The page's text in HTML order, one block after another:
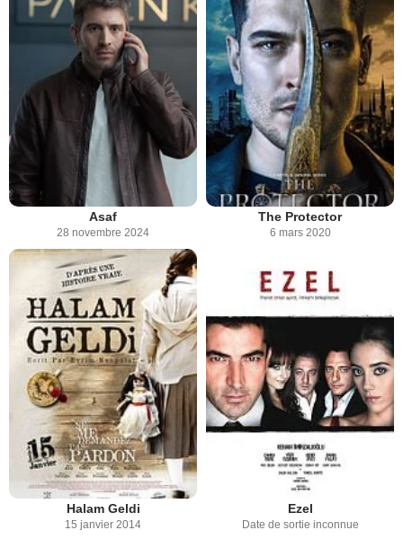
Asaf
28 novembre 2024
The Protector
6 mars 2020
Halam Geldi
15 janvier 2014
Ezel
Date de sortie inconnue